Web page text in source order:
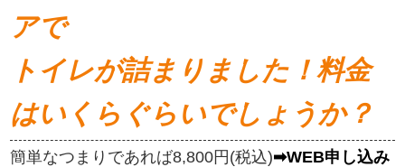
アで
トイレが詰まりました！料金
はいくらぐらいでしょうか？
簡単なつまりであれば8,800円(税込)➡WEB申し込み